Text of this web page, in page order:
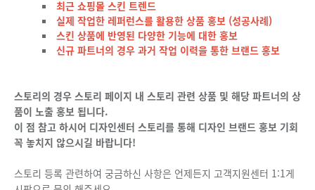
최근 쇼핑몰 스킨 트렌드
실제 작업한 레퍼런스를 활용한 상품 홍보 (성공사례)
스킨 상품에 반영된 다양한 기능에 대한 홍보
신규 파트너의 경우 과거 작업 이력을 통한 브랜드 홍보
스토리의 경우 스토리 페이지 내 스토리 관련 상품 및 해당 파트너의 상
품이 노출 홍보 됩니다.
이 점 참고 하시어 디자인센터 스토리를 통해 디자인 브랜드 홍보 기회
꼭 놓치지 않으시길 바랍니다!
스토리 등록 관련하여 궁금하신 사항은 언제든지 고객지원센터 1:1게